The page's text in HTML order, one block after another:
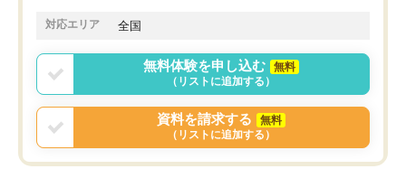
対応エリア 全国
無料体験を申し込む
無料
（リストに追加する）
資料を請求する
無料
（リストに追加する）